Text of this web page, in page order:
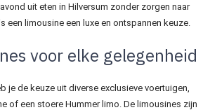
uit eten in Hilversum zonder zorgen naar
een limousine een luxe en ontspannen keuze.
voor elke gelegenheid
je de keuze uit diverse exclusieve voertuigen,
of een stoere Hummer limo. De limousines zijn